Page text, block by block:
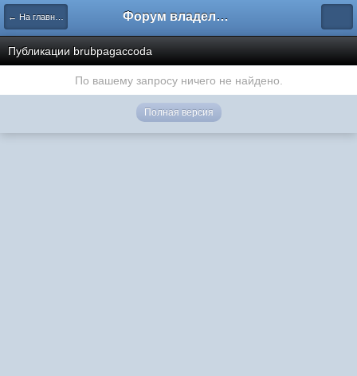
← На главную Форум владельцев интернет-магазинов
Публикации brubpagaccoda
По вашему запросу ничего не найдено.
Полная версия